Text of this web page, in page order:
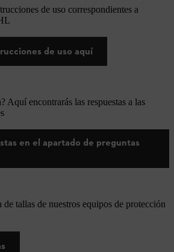
de uso correspondientes a
de uso aquí
Aquí encontrarás las respuestas a las
en el apartado de preguntas
tallas de nuestros equipos de protección